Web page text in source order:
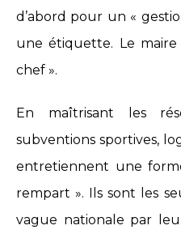
d’abord pour un «
une étiquette. Le
chef ».
En maîtrisant les
subventions sportives,
entretiennent une
rempart ». Ils sont les
vague nationale par